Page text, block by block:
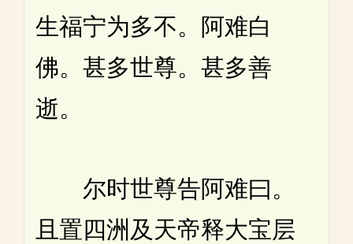
生福宁为多不。阿难白
佛。甚多世尊。甚多善
逝。
尔时世尊告阿难曰。
且置四洲及天帝释大宝层